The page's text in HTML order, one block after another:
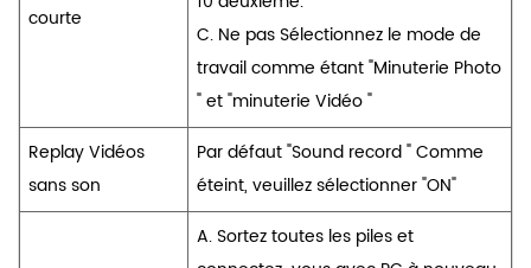
courte
C. Ne pas Sélectionnez le mode de
travail comme étant "Minuterie Photo
" et "minuterie Vidéo "
Replay Vidéos
sans son
Par défaut "Sound record " Comme
éteint, veuillez sélectionner "ON"
A. Sortez toutes les piles et